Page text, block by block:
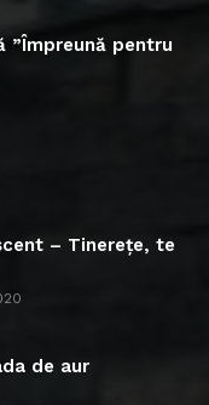
”Împreună pentru
– Tinerețe, te
de aur